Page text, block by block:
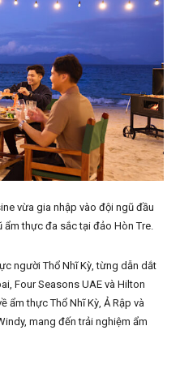
vừa gia nhập vào đội ngũ đầu
thực đa sắc tại đảo Hòn Tre.
người Thổ Nhĩ Kỳ, từng dẫn dắt
Four Seasons UAE và Hilton
ẩm thực Thổ Nhĩ Kỳ, Ả Rập và
mang đến trải nghiệm ẩm